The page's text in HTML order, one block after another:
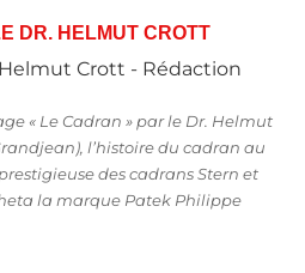
DR. HELMUT CROTT
« Le Cadran » par le Dr. Helmut
l’histoire du cadran au
des cadrans Stern et
la marque Patek Philippe